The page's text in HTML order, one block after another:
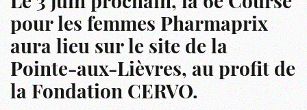
pour les femmes Pharmaprix
aura lieu sur le site de la
Pointe-aux-Lièvres, au profit de
la Fondation CERVO.